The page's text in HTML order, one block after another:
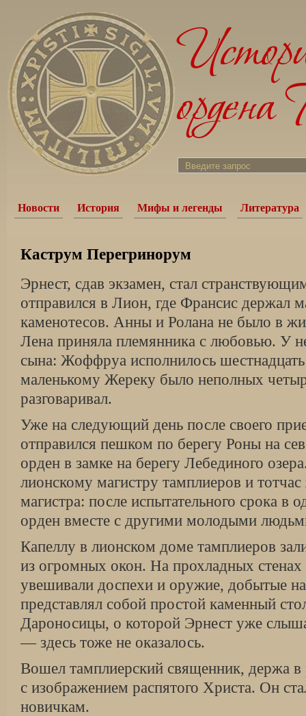
Новости История Мифы и легенды Литература
Каструм Перегринорум
Эрнест, сдав экзамен, стал
отправился в Лион, где Франсис держал
каменотесов. Анны и Ролана не было в
Лена приняла племянника с любовью. У
сына: Жоффруа исполнилось шестнадцать
маленькому Жереку было неполных
разговаривал.
Уже на следующий день после своего
отправился пешком по берегу Роны на
орден в замке на берегу Лебединого
лионскому магистру тамплиеров и
магистра: после испытательного срока в
орден вместе с другими молодыми
Капеллу в лионском доме тамплиеров
из огромных окон. На прохладных
увешивали доспехи и оружие, добытые
представлял собой простой каменный
Дароносицы, о которой Эрнест уже
— здесь тоже не оказалось.
Вошел тамплиерский священник, держа в
с изображением распятого Христа. Он
новичкам.